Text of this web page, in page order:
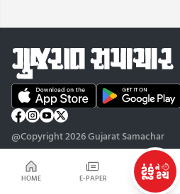
HOME E-PAPER
@Copyright 2026 Gujarat Samachar